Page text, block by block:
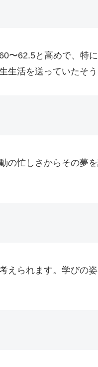
〜62.5と高めで、特
活を送っていたそう
の忙しさからその夢
えられます。学びの